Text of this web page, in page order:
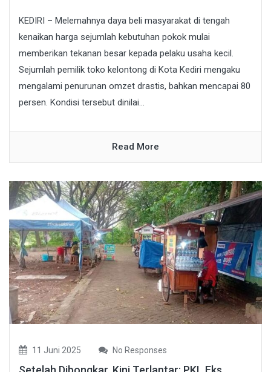
KEDIRI – Melemahnya daya beli masyarakat di tengah
kenaikan harga sejumlah kebutuhan pokok mulai
memberikan tekanan besar kepada pelaku usaha kecil.
Sejumlah pemilik toko kelontong di Kota Kediri mengaku
mengalami penurunan omzet drastis, bahkan mencapai 80
persen. Kondisi tersebut dinilai...
Read More
11 Juni 2025 No Responses